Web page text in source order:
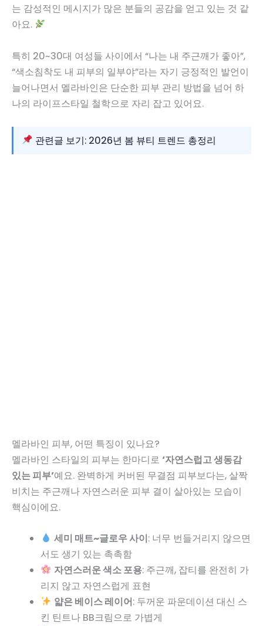
는 감성적인 메시지가 많은 분들의 공감을 얻고 있는 것 같
아요.
특히 20~30대 여성들 사이에서 “나는 내 주근깨가 좋아”,
“색소침착도 내 피부의 일부야”라는 자기 긍정적인 발언이
늘어나면서 멜라바인은 단순한 피부 관리 방법을 넘어 하
나의 라이프스타일 철학으로 자리 잡고 있어요.
관련글 보기: 2026년 봄 뷰티 트렌드 총정리
멜라바인 피부, 어떤 특징이 있나요?
멜라바인 스타일의 피부는 한마디로 ‘자연스럽고 생동감
있는 피부’예요. 완벽하게 커버된 무결점 피부보다는, 살짝
비치는 주근깨나 자연스러운 피부 결이 살아있는 모습이
핵심이에요.
세미 매트~글로우 사이: 너무 번들거리지 않으면
서도 생기 있는 촉촉함
자연스러운 색소 포용: 주근깨, 잡티를 완전히 가
리지 않고 자연스럽게 표현
얇은 베이스 레이어: 두꺼운 파운데이션 대신 스
킨 틴트나 BB크림으로 가볍게